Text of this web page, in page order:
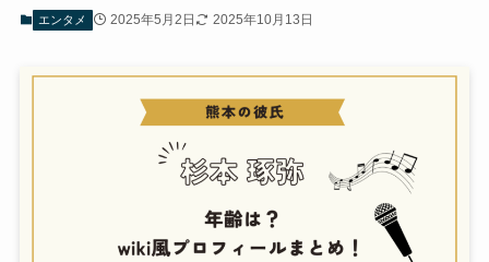
エンタメ 2025年5月2日 2025年10月13日